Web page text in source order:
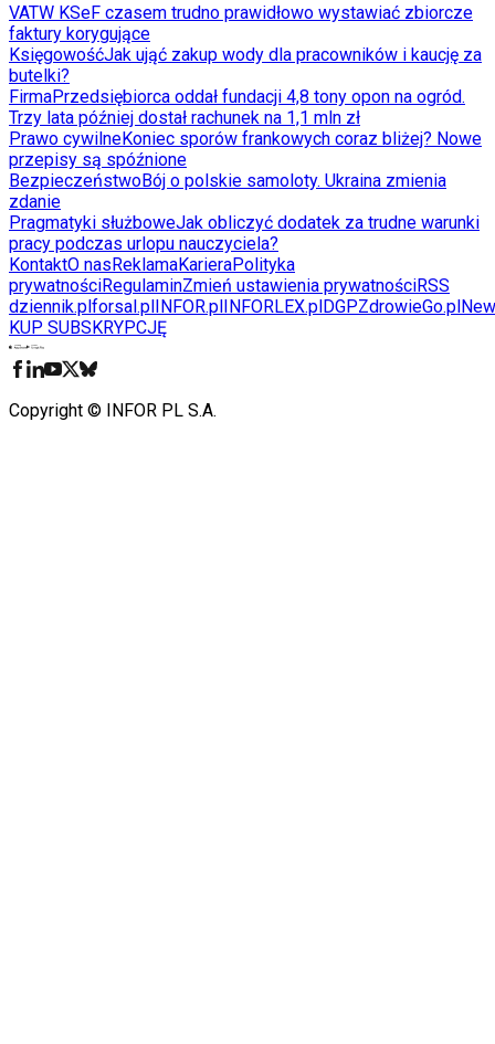
VATW KSeF czasem trudno prawidłowo wystawiać zbiorcze
faktury korygujące
KsięgowośćJak ująć zakup wody dla pracowników i kaucję za
butelki?
FirmaPrzedsiębiorca oddał fundacji 4,8 tony opon na ogród.
Trzy lata później dostał rachunek na 1,1 mln zł
Prawo cywilneKoniec sporów frankowych coraz bliżej? Nowe
przepisy są spóźnione
BezpieczeństwoBój o polskie samoloty. Ukraina zmienia
zdanie
Pragmatyki służboweJak obliczyć dodatek za trudne warunki
pracy podczas urlopu nauczyciela?
KontaktO nasReklamaKarieraPolityka
prywatnościRegulaminZmień ustawienia prywatnościRSS
dziennik.plforsal.plINFOR.plINFORLEX.plDGPZdrowieGo.pl
KUP SUBSKRYPCJĘ
Copyright © INFOR PL S.A.